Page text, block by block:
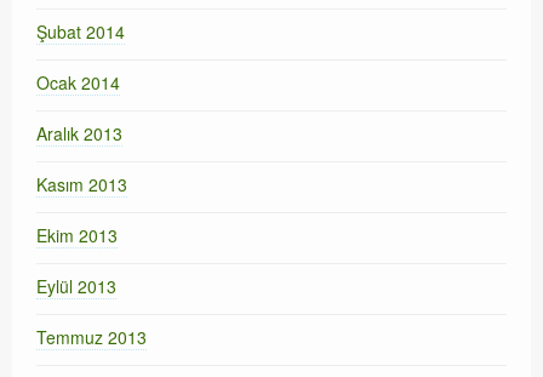
Şubat 2014
Ocak 2014
Aralık 2013
Kasım 2013
Ekim 2013
Eylül 2013
Temmuz 2013